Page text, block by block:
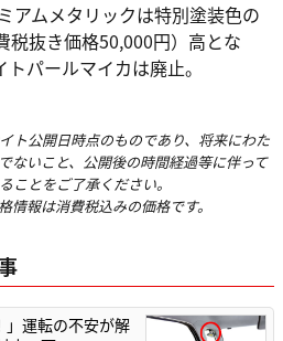
アムメタリックは特別塗装色の
税抜き価格50,000円）高とな
パールマイカは廃止。
ト公開日時点のものであり、将来にわた
ないこと、公開後の時間経過等に伴って
ことをご了承ください。
報は消費税込みの価格です。
」運転の不安が解